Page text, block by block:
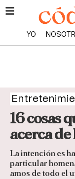
YO
16 cosas
acerca
La intención es
particular
amos de todo el